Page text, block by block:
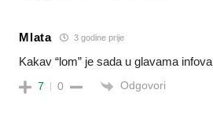
Mlata 3 godine prije
Kakav “lom” je sada u glavama
7 0 Odgovori